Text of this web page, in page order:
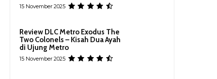
15 November 2025
Review DLC Metro Exodus The
Two Colonels – Kisah Dua Ayah
di Ujung Metro
15 November 2025